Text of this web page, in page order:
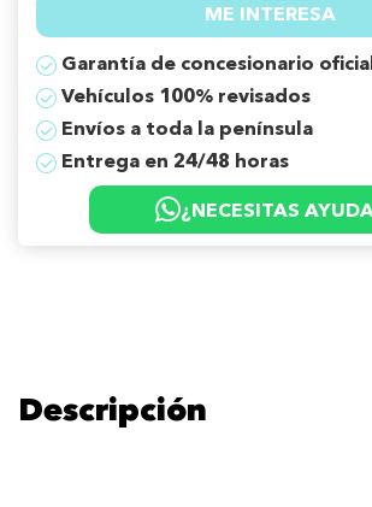
ME INTERESA
Garantía de concesionario
Vehículos 100% revisados
Envíos a toda la península
Entrega en 24/48 horas
¿NECESITAS
Descripción